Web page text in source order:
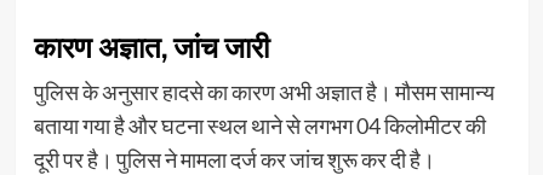
कारण अज्ञात, जांच जारी
पुलिस के अनुसार हादसे का कारण अभी अज्ञात है। मौसम सामान्य
बताया गया है और घटना स्थल थाने से लगभग 04 किलोमीटर की
दूरी पर है। पुलिस ने मामला दर्ज कर जांच शुरू कर दी है।